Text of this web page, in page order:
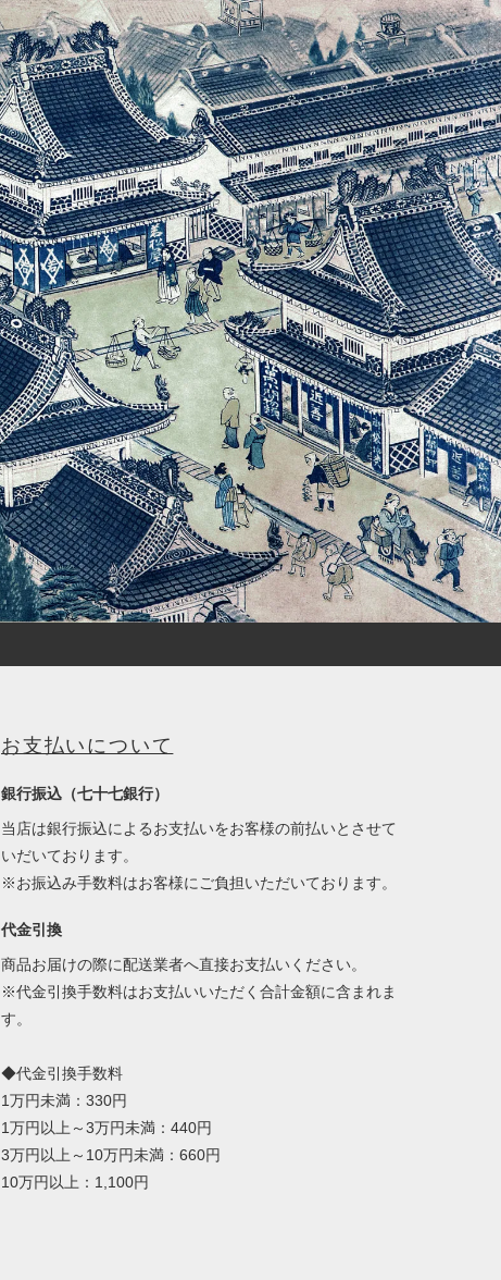
お支払いについて
銀行振込（七十七銀行）
当店は銀行振込によるお支払いをお客様の前払いとさせて
いだいております。
※お振込み手数料はお客様にご負担いただいております。
代金引換
商品お届けの際に配送業者へ直接お支払いください。
※代金引換手数料はお支払いいただく合計金額に含まれま
す。
◆代金引換手数料
1万円未満：330円
1万円以上～3万円未満：440円
3万円以上～10万円未満：660円
10万円以上：1,100円